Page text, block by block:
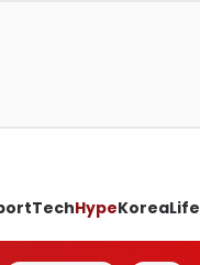
TechHypeKoreaLife